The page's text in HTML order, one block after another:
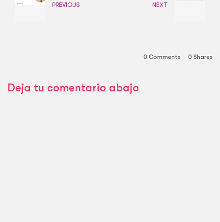
PREVIOUS NEXT
0 Comments 0 Shares
Deja tu comentario abajo